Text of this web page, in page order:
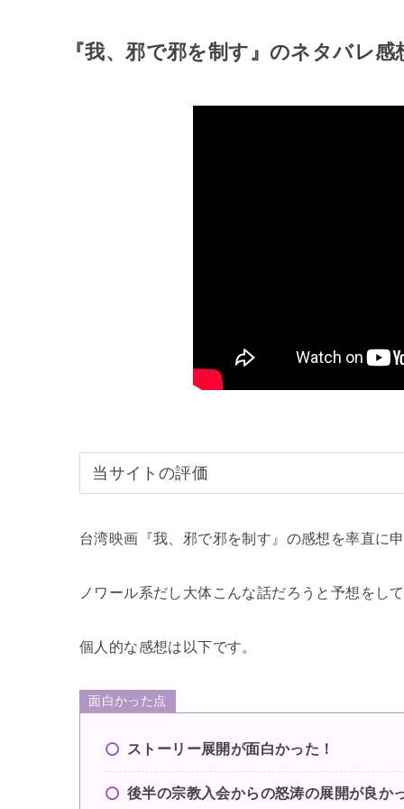
『我、邪で邪を制す』のネタバレ
当サイトの評価
台湾映画『我、邪で邪を制す』の感想を率直に
ノワール系だし大体こんな話だろうと予想をし
個人的な感想は以下です。
面白かった点
ストーリー展開が面白かった！
後半の宗教入会からの怒涛の展開が良か